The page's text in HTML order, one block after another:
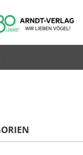
9707310
Seite: